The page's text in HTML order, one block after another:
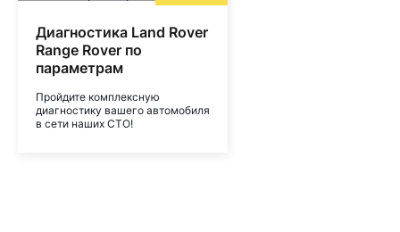
Диагностика Land Rover
Range Rover по
параметрам
Пройдите комплексную
диагностику вашего автомобиля
в сети наших СТО!